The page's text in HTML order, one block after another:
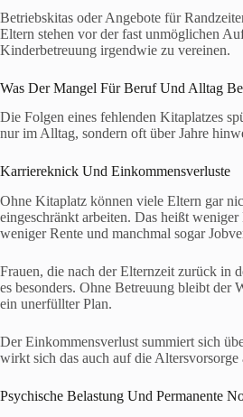
Betriebskitas oder Angebote für
Eltern stehen vor der fast unmöglichen
Kinderbetreuung irgendwie zu vereinen.
Was Der Mangel Für Beruf Und Alltag
Die Folgen eines fehlenden Kitaplatzes
nur im Alltag, sondern oft über Jahre
Karriereknick Und Einkommensverluste
Ohne Kitaplatz können viele Eltern gar
eingeschränkt arbeiten. Das heißt
weniger Rente und manchmal sogar
Frauen, die nach der Elternzeit zurück in
es besonders. Ohne Betreuung bleibt der
ein unerfüllter Plan.
Der Einkommensverlust summiert sich
wirkt sich das auch auf die Altersvorsorge
Psychische Belastung Und Permanente